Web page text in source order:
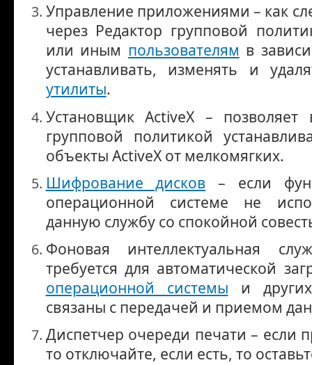
Управление приложениями – как
через Редактор групповой
или иным пользователям в
устанавливать, изменять и
утилиты.
Установщик ActiveX – позволяет
групповой политикой
объекты ActiveX от мелкомягких.
Шифрование дисков – если
операционной системе не
данную службу со спокойной
Фоновая интеллектуальная
требуется для автоматической
операционной системы и
связаны с передачей и приемом
Диспетчер очереди печати – если
то отключайте, если есть, то